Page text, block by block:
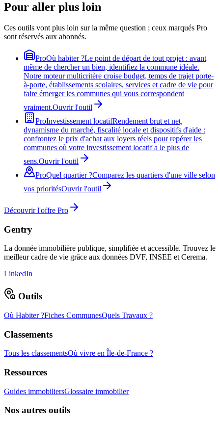
Pour aller plus loin
Ces outils vont plus loin sur la même question ; ceux marqués Pro
sont réservés aux abonnés.
ProOù habiter ?Le point de départ de tout projet : avant
même de chercher un bien, identifiez la commune idéale.
Notre moteur multicritère croise budget, temps de trajet porte-
à-porte, établissements scolaires, services et cadre de vie pour
faire émerger les communes qui vous correspondent
vraiment.Ouvrir l'outil
ProInvestissement locatifRendement brut et net,
dynamisme du marché, fiscalité locale et dispositifs d'aide :
confrontez le prix d'achat aux loyers réels pour repérer les
communes où votre investissement locatif a le plus de
sens.Ouvrir l'outil
ProQuel quartier ?Comparez les quartiers d'une ville selon
vos prioritésOuvrir l'outil
Découvrir l'offre Pro
Gentry
La donnée immobilière publique, simplifiée et accessible. Trouvez le
meilleur cadre de vie grâce aux données DVF, INSEE et Cerema.
LinkedIn
Outils
Où Habiter ?Fiches CommunesQuels Travaux ?
Classements
Tous les classementsOù vivre en Île-de-France ?
Ressources
Guides immobiliersGlossaire immobilier
Nos autres outils